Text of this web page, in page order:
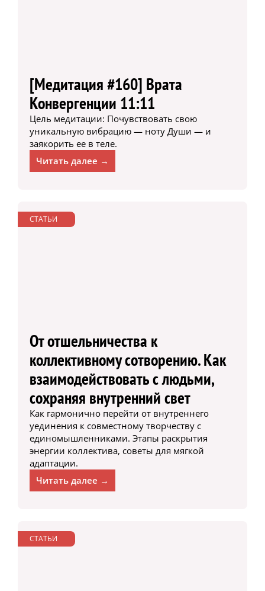
[Медитация #160] Врата
Конвергенции 11:11
Цель медитации: Почувствовать свою
уникальную вибрацию — ноту Души — и
заякорить ее в теле.
Читать далее →
СТАТЬИ
От отшельничества к
коллективному сотворению. Как
взаимодействовать с людьми,
сохраняя внутренний свет
Как гармонично перейти от внутреннего
уединения к совместному творчеству с
единомышленниками. Этапы раскрытия
энергии коллектива, советы для мягкой
адаптации.
Читать далее →
СТАТЬИ